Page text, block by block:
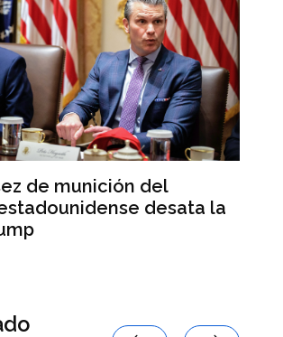
de munición del
desata la